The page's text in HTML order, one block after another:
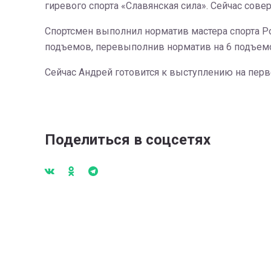
гиревого спорта «Славянская сила». Сейчас
Спортсмен выполнил норматив мастера спорта
подъемов, перевыполнив норматив на 6
Сейчас Андрей готовится к выступлению на
Поделиться в соцсетях